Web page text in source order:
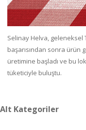
Selinay Helva,
başarısından sonra ürün
üretimine başladı ve bu
tüketiciyle buluştu.
Alt Kategoriler